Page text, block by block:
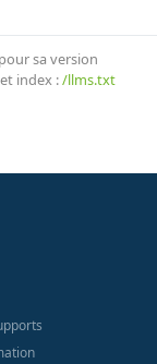
sa version
index :/llms.txt